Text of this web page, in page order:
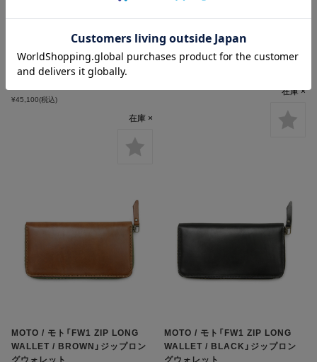
CROCODILE×BELGIUM TAN
LEATHER KEY CASE /
GREEN」クロコダイル×ベルギー
¥45,100(税込)
在庫 ×
ZIP LONG WALLET / BLACK」
ジップロングウォレット
在庫 ×
MOTO / モト「FW1 ZIP LONG
WALLET / BROWN」ジップロン
グウォレット
MOTO / モト「FW1 ZIP LONG
WALLET / BLACK」ジップロン
グウォレット